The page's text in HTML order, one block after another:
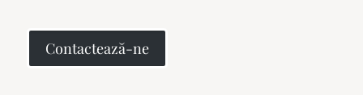
Contactează-ne